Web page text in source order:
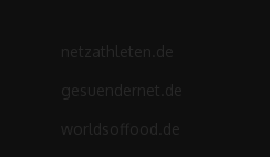
netzathleten.de
gesuendernet.de
worldsoffood.de